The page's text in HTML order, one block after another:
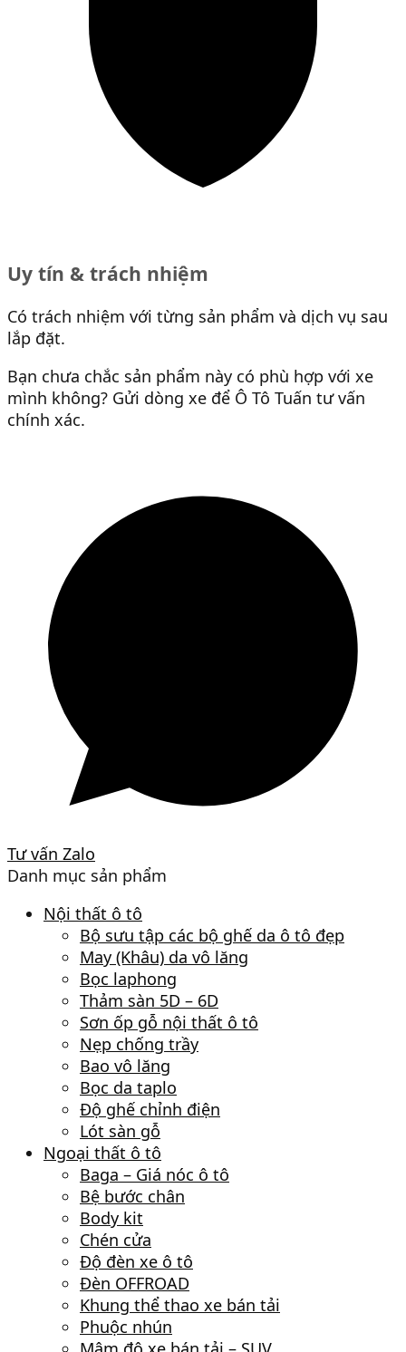
Uy tín & trách nhiệm
Có trách nhiệm với từng sản phẩm và dịch vụ sau
lắp đặt.
Bạn chưa chắc sản phẩm này có phù hợp với xe
mình không? Gửi dòng xe để Ô Tô Tuấn tư vấn
chính xác.
Tư vấn Zalo
Danh mục sản phẩm
Nội thất ô tô
Bộ sưu tập các bộ ghế da ô tô đẹp
May (Khâu) da vô lăng
Bọc laphong
Thảm sàn 5D – 6D
Sơn ốp gỗ nội thất ô tô
Nẹp chống trầy
Bao vô lăng
Bọc da taplo
Độ ghế chỉnh điện
Lót sàn gỗ
Ngoại thất ô tô
Baga – Giá nóc ô tô
Bệ bước chân
Body kit
Chén cửa
Độ đèn xe ô tô
Đèn OFFROAD
Khung thể thao xe bán tải
Phuộc nhún